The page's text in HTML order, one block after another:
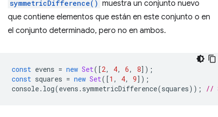
symmetricDifference() muestra un conjunto nuevo
que contiene elementos que están en este conjunto o en
el conjunto determinado, pero no en ambos.
const evens = new Set([2, 4, 6, 8]);
const squares = new Set([1 , 4, 9]);
console. log(evens . symmetricDifference(squares)); //